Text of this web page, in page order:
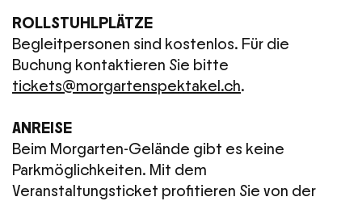
ROLLSTUHLPLÄTZE
Begleitpersonen sind kostenlos. Für die
Buchung kontaktieren Sie bitte
tickets@morgartenspektakel.ch.
ANREISE
Beim Morgarten-Gelände gibt es keine
Parkmöglichkeiten. Mit dem
Veranstaltungsticket profitieren Sie von der